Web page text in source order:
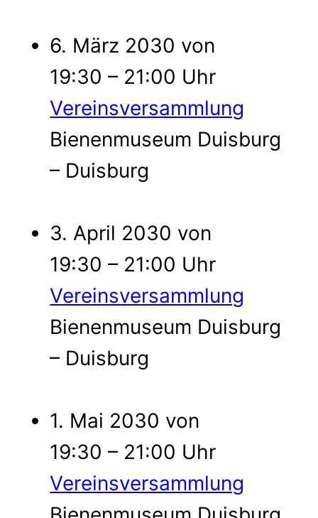
6. März 2030 von
19:30 – 21:00 Uhr
Vereinsversammlung
Bienenmuseum Duisburg
– Duisburg
3. April 2030 von
19:30 – 21:00 Uhr
Vereinsversammlung
Bienenmuseum Duisburg
– Duisburg
1. Mai 2030 von
19:30 – 21:00 Uhr
Vereinsversammlung